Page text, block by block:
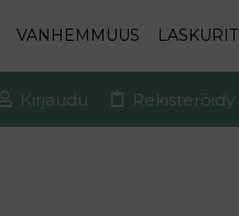
VANHEMMUUS LASKURIT
Kirjaudu Rekisteröidy